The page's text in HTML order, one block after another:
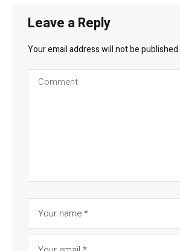
Leave a Reply
Your email address will not be published.